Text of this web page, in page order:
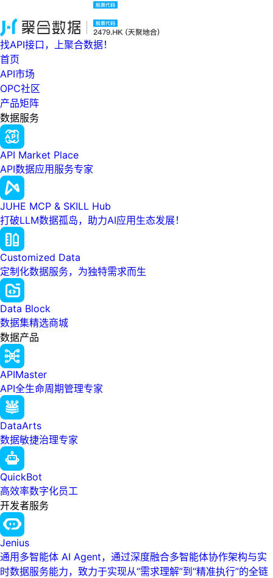
找API接口，上聚合数据！
首页
API市场
OPC社区
产品矩阵
数据服务
API Market Place
API数据应用服务专家
JUHE MCP & SKILL Hub
打破LLM数据孤岛，助力AI应用生态发展！
Customized Data
定制化数据服务，为独特需求而生
Data Block
数据集精选商城
数据产品
APIMaster
API全生命周期管理专家
DataArts
数据敏捷治理专家
QuickBot
高效率数字化员工
开发者服务
Jenius
通用多智能体 AI Agent，通过深度融合多智能体协作架构与实
时数据服务能力，致力于实现从“需求理解”到“精准执行”的全链